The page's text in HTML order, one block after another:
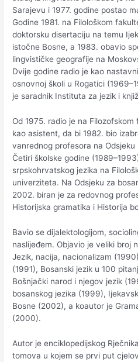
Sarajevu i 1977. godine postao
Godine 1981. na Filološkom
doktorsku disertaciju na temu
istočne Bosne, a 1983. obavio
lingvističke geografije na
Dvije godine radio je kao
osnovnoj školi u Rogatici
je saradnik Instituta za jezik i
Od 1975. radio je na
kao asistent, da bi 1982. bio
vanrednog profesora na Odsjeku
Četiri školske godine
srpskohrvatskog jezika na
univerziteta. Na Odsjeku za
2002. biran je za redovnog
Historijska gramatika i Historija
Bavio se dijalektologijom,
naslijeđem. Objavio je veliki broj
Jezik, nacija, nacionalizam
(1991), Bosanski jezik u 100
Bošnjački narod i njegov jezik
bosanskog jezika (1999),
Bosne (2002), a koautor je
(2000).
Autor je enciklopedijskog
tomova u kojem se prvi put